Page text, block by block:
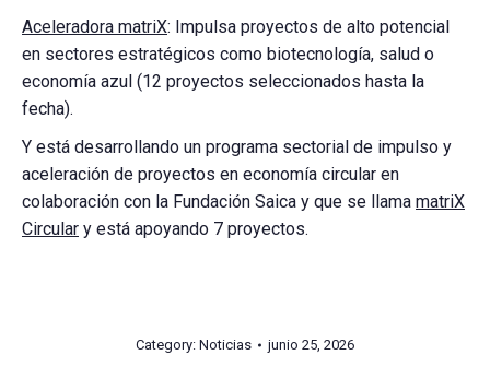
Aceleradora matriX: Impulsa proyectos de alto potencial
en sectores estratégicos como biotecnología, salud o
economía azul (12 proyectos seleccionados hasta la
fecha).
Y está desarrollando un programa sectorial de impulso y
aceleración de proyectos en economía circular en
colaboración con la Fundación Saica y que se llama matriX
Circular y está apoyando 7 proyectos.
Category: Noticias junio 25, 2026